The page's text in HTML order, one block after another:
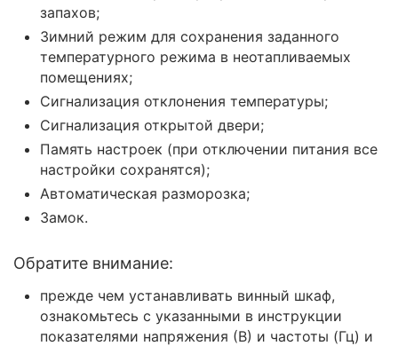
запахов;
Зимний режим для сохранения заданного
температурного режима в неотапливаемых
помещениях;
Сигнализация отклонения температуры;
Сигнализация открытой двери;
Память настроек (при отключении питания все
настройки сохранятся);
Автоматическая разморозка;
Замок.
Обратите внимание:
прежде чем устанавливать винный шкаф,
ознакомьтесь с указанными в инструкции
показателями напряжения (В) и частоты (Гц) и